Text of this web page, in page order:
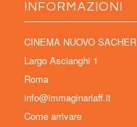
INFORMAZIONI
CINEMA NUOVO SACHER
Largo Ascianghi 1
Roma
info@immaginariaff.it
Come arrivare